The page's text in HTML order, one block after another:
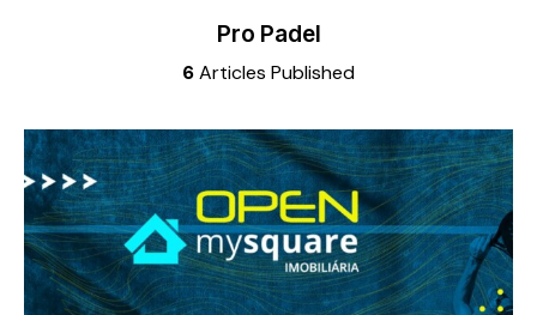
Pro Padel
6Articles Published